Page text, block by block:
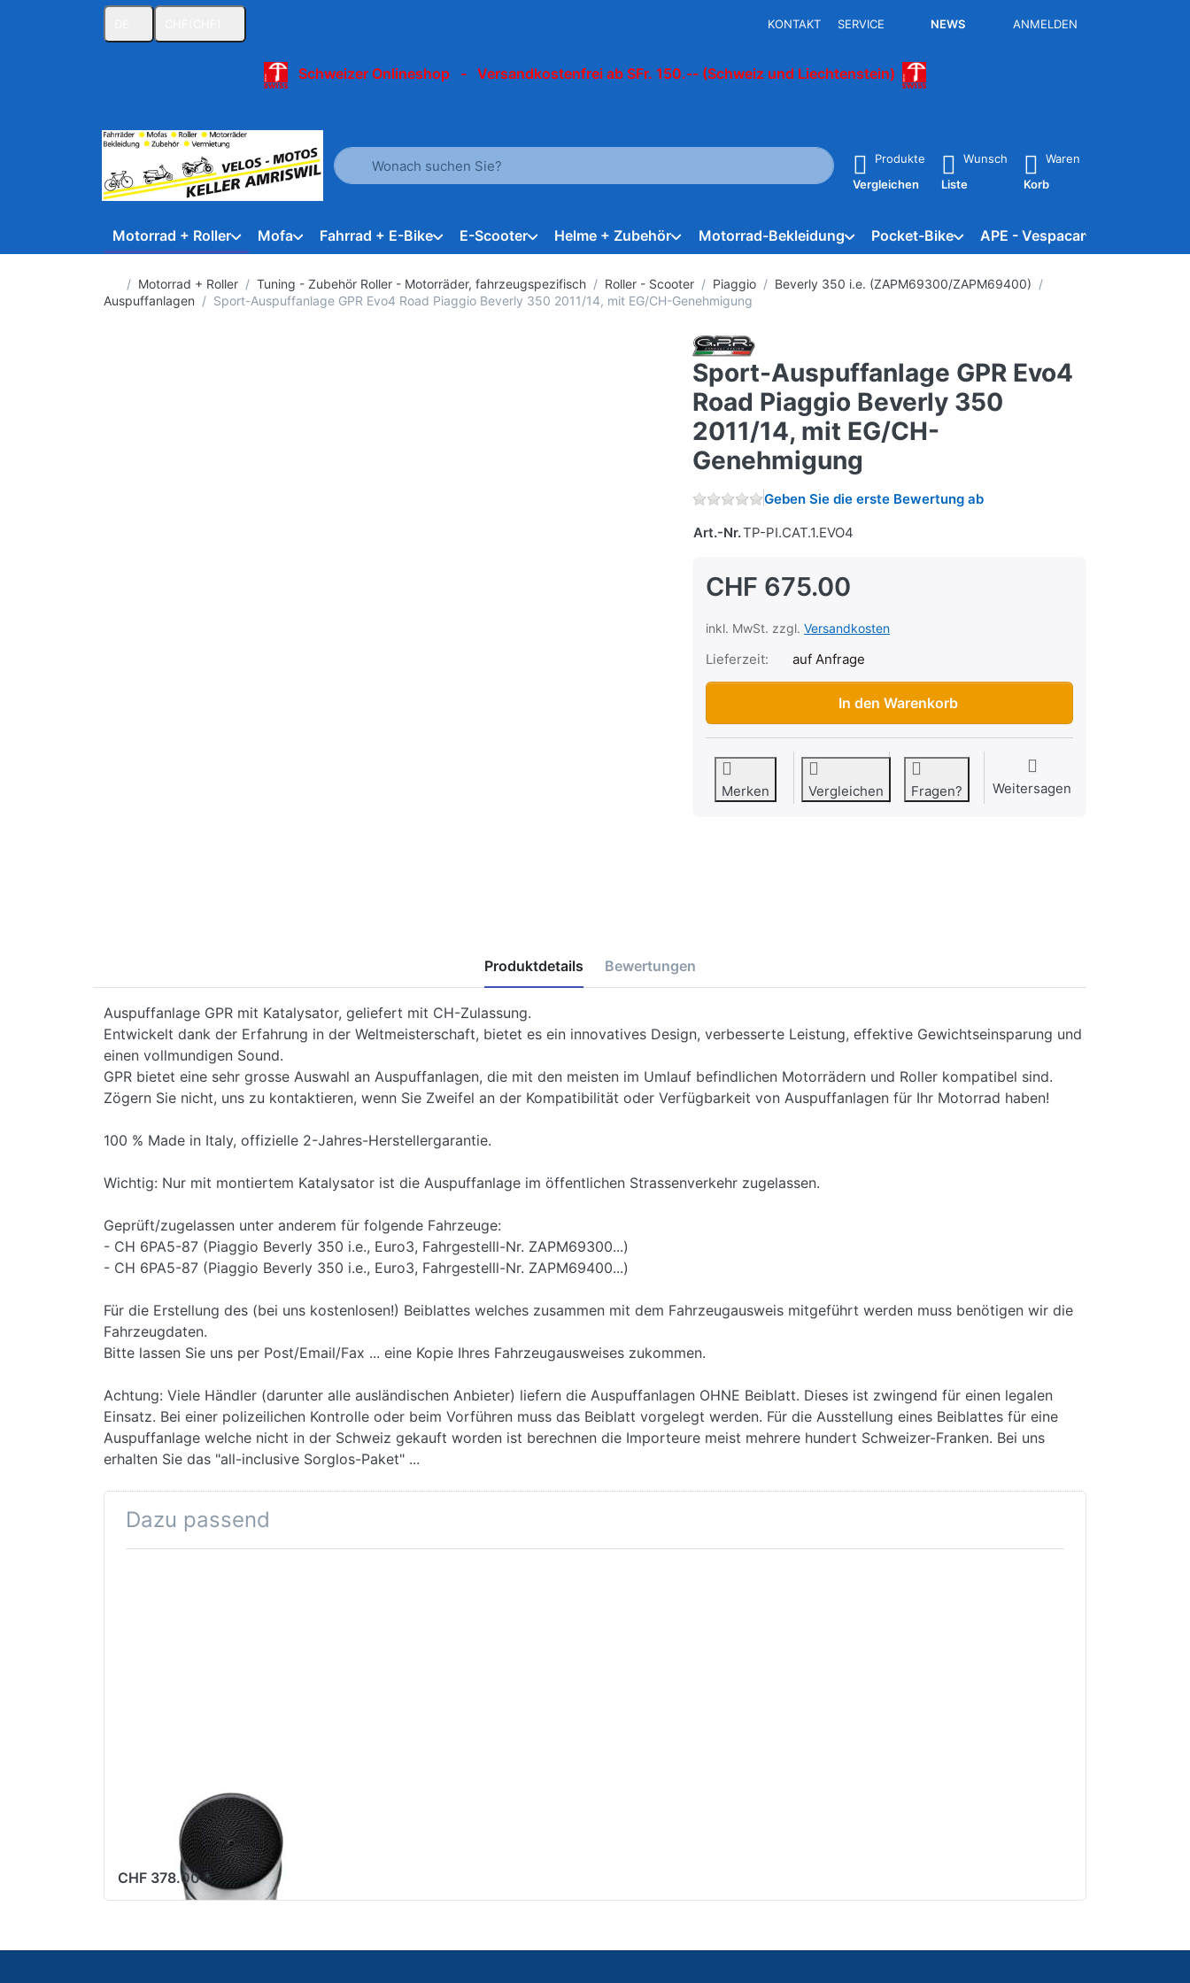
KONTAKT SERVICE NEWS ANMELDEN
Schweizer Onlineshop - Versandkostenfrei ab SFr. 150.-- (Schweiz und Liechtenstein)
Geben Sie einen Suchbegriff ein. Während Sie tippen, erscheinen automatisch erste Ergebnisse. Drücken Sie die Eingabetaste, um alle
Produkte
Vergleichen
Wunsch
Liste
Waren
Korb
Motorrad + Roller Mofa Fahrrad + E-Bike E-Scooter Helme + Zubehör Motorrad-Bekleidung Pocket-Bike APE - Vespacar
Startseite
Motorrad + Roller Tuning - Zubehör Roller - Motorräder, fahrzeugspezifisch Roller - Scooter Piaggio
Beverly 350 i.e. (ZAPM69300/ZAPM69400)
Auspuffanlagen
Sport-Auspuffanlage GPR Evo4 Road Piaggio Beverly 350 2011/14, mit EG/CH-Genehmigung
Sport-Auspuffanlage GPR Evo4
Road Piaggio Beverly 350
2011/14, mit EG/CH-
Genehmigung
Geben Sie die erste Bewertung ab
Art.-Nr.TP-PI.CAT.1.EVO4
CHF 675.00
inkl. MwSt. zzgl. Versandkosten
Lieferzeit:
auf Anfrage
Sport-Auspuffanlage GPR Evo4 Road Piaggio Beverly 350 2011/14, mit EG/
In den Warenkorb
Merken Vergleichen Fragen? Weitersagen
Produktdetails Bewertungen
Auspuffanlage GPR mit Katalysator, geliefert mit CH-Zulassung.
Entwickelt dank der Erfahrung in der Weltmeisterschaft, bietet es ein innovatives Design, verbesserte Leistung, effektive Gewichtseinsparung und
einen vollmundigen Sound.
GPR bietet eine sehr grosse Auswahl an Auspuffanlagen, die mit den meisten im Umlauf befindlichen Motorrädern und Roller kompatibel sind.
Zögern Sie nicht, uns zu kontaktieren, wenn Sie Zweifel an der Kompatibilität oder Verfügbarkeit von Auspuffanlagen für Ihr Motorrad haben!
100 % Made in Italy, offizielle 2-Jahres-Herstellergarantie.
Wichtig: Nur mit montiertem Katalysator ist die Auspuffanlage im öffentlichen Strassenverkehr zugelassen.
Geprüft/zugelassen unter anderem für folgende Fahrzeuge:
- CH 6PA5-87 (Piaggio Beverly 350 i.e., Euro3, Fahrgestelll-Nr. ZAPM69300...)
- CH 6PA5-87 (Piaggio Beverly 350 i.e., Euro3, Fahrgestelll-Nr. ZAPM69400...)
Für die Erstellung des (bei uns kostenlosen!) Beiblattes welches zusammen mit dem Fahrzeugausweis mitgeführt werden muss benötigen wir die
Fahrzeugdaten.
Bitte lassen Sie uns per Post/Email/Fax ... eine Kopie Ihres Fahrzeugausweises zukommen.
Achtung: Viele Händler (darunter alle ausländischen Anbieter) liefern die Auspuffanlagen OHNE Beiblatt. Dieses ist zwingend für einen legalen
Einsatz. Bei einer polizeilichen Kontrolle oder beim Vorführen muss das Beiblatt vorgelegt werden. Für die Ausstellung eines Beiblattes für eine
Auspuffanlage welche nicht in der Schweiz gekauft worden ist berechnen die Importeure meist mehrere hundert Schweizer-Franken. Bei uns
erhalten Sie das "all-inclusive Sorglos-Paket" ...
Dazu passend
Einsteck-Katalysator
Akrapovic, Typ 051/1
CHF 378.00 *